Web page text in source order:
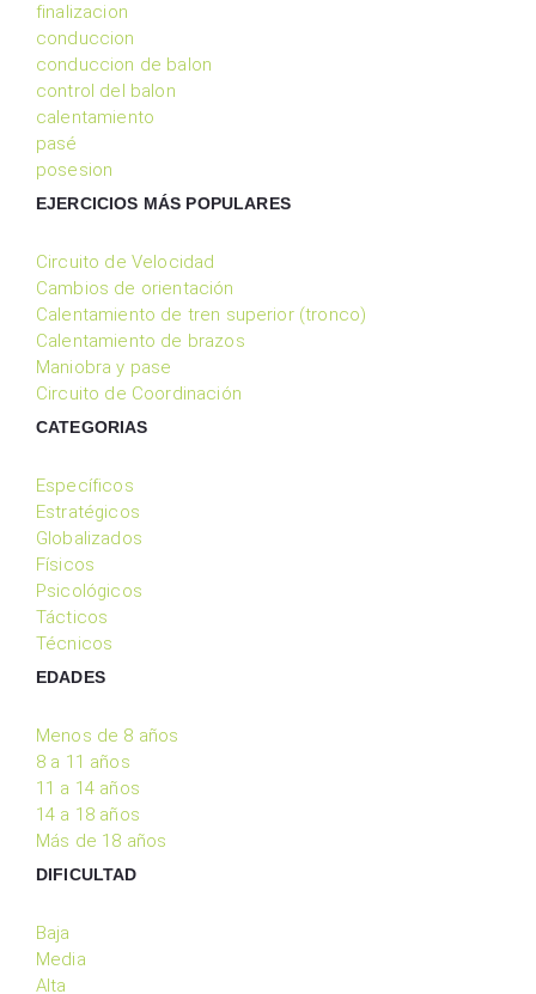
finalizacion
conduccion
conduccion de balon
control del balon
calentamiento
pasé
posesion
EJERCICIOS MÁS POPULARES
Circuito de Velocidad
Cambios de orientación
Calentamiento de tren superior (tronco)
Calentamiento de brazos
Maniobra y pase
Circuito de Coordinación
CATEGORIAS
Específicos
Estratégicos
Globalizados
Físicos
Psicológicos
Tácticos
Técnicos
EDADES
Menos de 8 años
8 a 11 años
11 a 14 años
14 a 18 años
Más de 18 años
DIFICULTAD
Baja
Media
Alta